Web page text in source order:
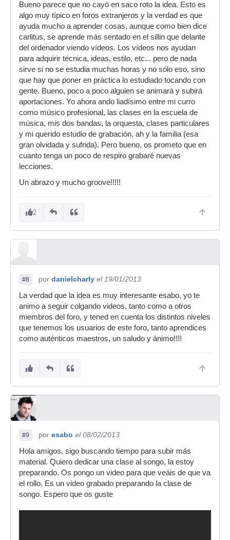
Bueno parece que no cayó en saco roto la idea. Esto es
algo muy típico en foros extranjeros y la verdad es que
ayuda mucho a aprender cosas, aunque como bien dice
carlitus, se aprende más sentado en el sillin que delante
del ordenador viendo vídeos. Los vídeos nos ayudan
para adquirir técnica, ideas, estilo, etc... pero de nada
sirve si no se estudia muchas horas y no sólo eso, sino
que hay que poner en práctica lo estudiado tocando con
gente. Bueno, poco a poco alguien se animará y subirá
aportaciones. Yo ahora ando liadísimo entre mi curro
como músico profesional, las clases en la escuela de
música, mis dos bandas, la orquesta, clases particulares
y mi querido estudio de grabación, ah y la familia (esa
gran olvidada y sufrida). Pero bueno, os prometo que en
cuanto tenga un poco de respiro grabaré nuevas
lecciones.
Un abrazo y mucho groove!!!!!
2
#8 por danielcharly el 19/01/2013
La verdad que la idea es muy interesante esabo, yo te
animo a seguir colgando videos, tanto como a otros
miembros del foro, y tened en cuenta los distintos niveles
que tenemos los usuarios de este foro, tanto aprendices
como auténticos maestros, un saludo y ánimo!!!!
#9 por esabo el 08/02/2013
Hola amigos, sigo buscando tiempo para subir más
material. Quiero dedicar una clase al songo, la estoy
preparando. Os pongo un video para que veáis de que va
el rollo. Es un video grabado preparando la clase de
songo. Espero que os guste